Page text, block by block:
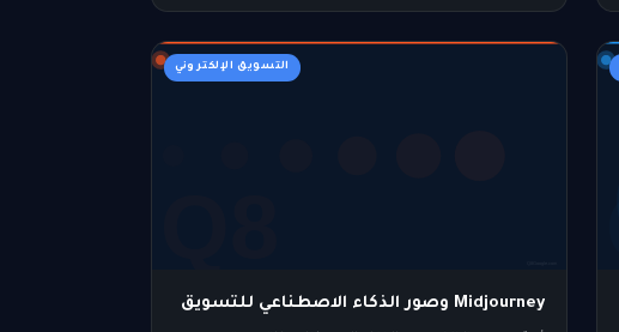
التسويق الإلكتروني
Midjourney وصور الذكاء الاصطناعي للتسويق